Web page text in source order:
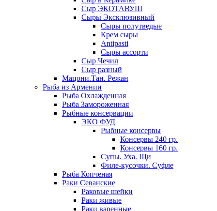
Сыр ЭКОТАВУШ
Сыры Эксклюзивный
Сыры полутведые
Крем сыры
Antipasti
Сыры ассорти
Сыр Чечил
Сыр разный
Мацони.Тан. Режан
Рыба из Армении
Рыба Охлажденная
Рыба Замороженная
Рыбные консервации
ЭКО ФУД
Рыбные консервы
Консервы 240 гр.
Консервы 160 гр.
Супы. Уха. Щи
Филе-кусочки. Суфле
Рыба Копченая
Раки Севанские
Раковые шейки
Раки живые
Раки варенные